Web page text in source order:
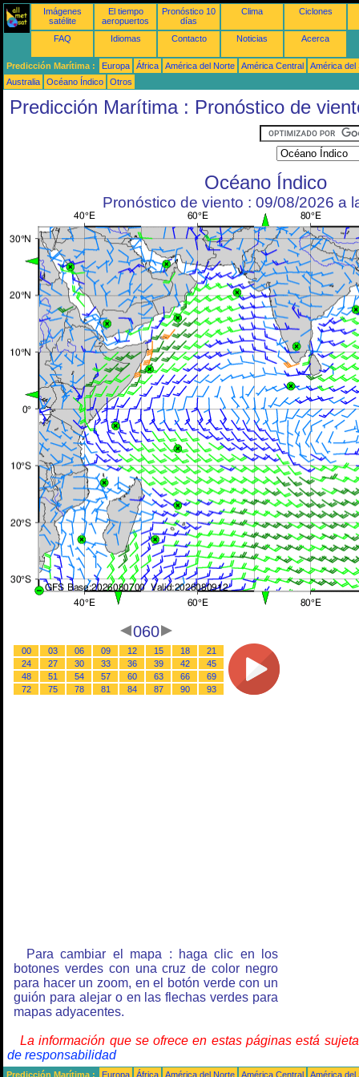
Imágenes
satélite
El tiempo
aeropuertos
Pronóstico 10
días
Clima Ciclones
FAQ Idiomas Contacto Noticias Acerca
Predicción Marítima : Europa África América del Norte América Central
América del
Australia
Océano Índico Otros
Predicción Marítima : Pronóstico de
Océano Índico
Pronóstico de viento : 09/08/2026 a
060
00 03 06 09 12 15 18
21
24
27 30 33 36 39 42
45
48
51 54 57 60 63 66
69
72
75 78 81 84 87 90 93
Para cambiar el mapa : haga clic en los
botones verdes con una cruz de color negro
para hacer un zoom, en el botón verde con un
guión para alejar o en las flechas verdes para
mapas adyacentes.
La información que se ofrece en estas páginas está
de responsabilidad
Predicción Marítima : Europa África América del Norte América Central
América del